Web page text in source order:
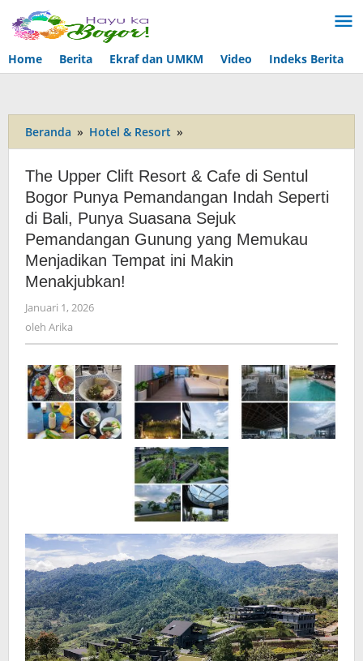
Lewati
ke
konten
Home
Berita Ekraf dan UMKM Video Indeks Berita
Beranda » Hotel & Resort »
Upper
Resort
&
Cafe
di
Sentul
Bogor
Bali,
Punya
Suasana
Sejuk
Pemandangan
Gunung
yang
Memukau
Menjadikan
Tempat
ini
Makin
Menakjubkan!
The Upper Clift Resort & Cafe di Sentul
Bogor Punya Pemandangan Indah Seperti
di Bali, Punya Suasana Sejuk
Pemandangan Gunung yang Memukau
Menjadikan Tempat ini Makin
Menakjubkan!
Januari 1, 2026
oleh Arika